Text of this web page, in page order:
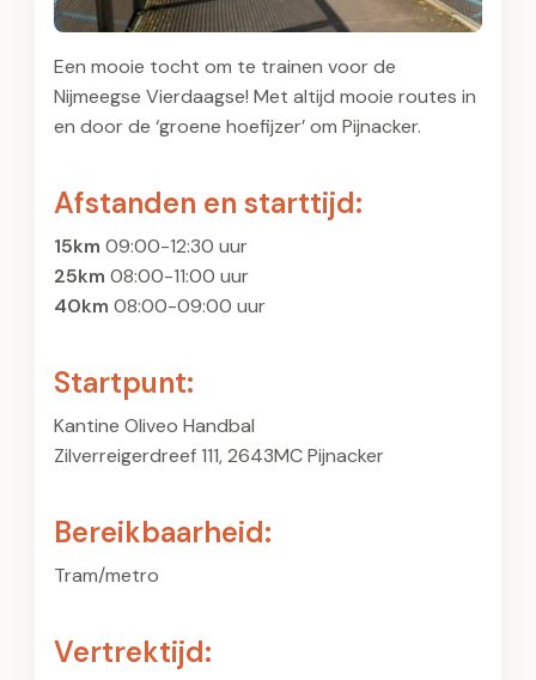
Een mooie tocht om te trainen voor de
Nijmeegse Vierdaagse! Met altijd mooie routes in
en door de ‘groene hoefijzer’ om Pijnacker.
Afstanden en starttijd:
15km 09:00-12:30 uur
25km 08:00-11:00 uur
40km 08:00-09:00 uur
Startpunt:
Kantine Oliveo Handbal
Zilverreigerdreef 111, 2643MC Pijnacker
Bereikbaarheid:
Tram/metro
Vertrektijd: